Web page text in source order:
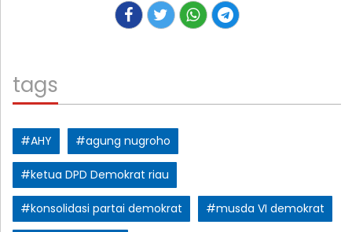
tags
#AHY #agung nugroho
#ketua DPD Demokrat riau
#konsolidasi partai demokrat #musda VI demokrat